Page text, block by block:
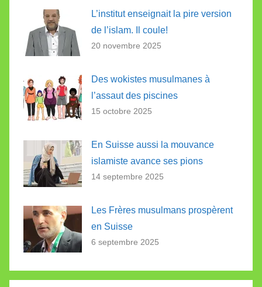
L’institut enseignait la pire version
de l’islam. Il coule!
20 novembre 2025
Des wokistes musulmanes à
l’assaut des piscines
15 octobre 2025
En Suisse aussi la mouvance
islamiste avance ses pions
14 septembre 2025
Les Frères musulmans prospèrent
en Suisse
6 septembre 2025